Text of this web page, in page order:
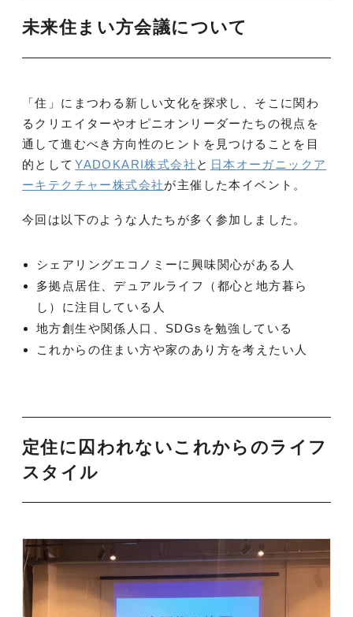
未来住まい方会議について
「住」にまつわる新しい文化を探求し、そこに関わ
るクリエイターやオピニオンリーダーたちの視点を
通して進むべき方向性のヒントを見つけることを目
的として YADOKARI株式会社 と 日本オーガニックア
ーキテクチャー株式会社が主催した本イベント。
今回は以下のような人たちが多く参加しました。
シェアリングエコノミーに興味関心がある人
多拠点居住、デュアルライフ（都心と地方暮ら
し）に注目している人
地方創生や関係人口、SDGsを勉強している
これからの住まい方や家のあり方を考えたい人
定住に囚われないこれからのライフ
スタイル